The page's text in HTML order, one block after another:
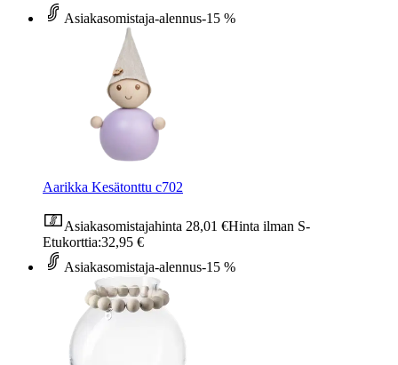
Asiakasomistaja-alennus-15 %
Aarikka Kesätonttu c702
Asiakasomistajahinta 28,01 €Hinta ilman S-
Etukorttia:32,95 €
Asiakasomistaja-alennus-15 %